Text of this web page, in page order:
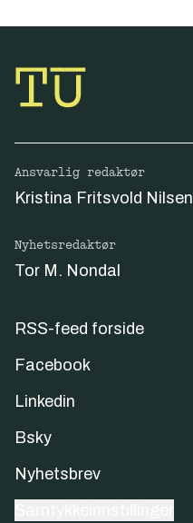
Ansvarlig redaktør
Kristina Fritsvold Nilsen
Nyhetsredaktør
Tor M. Nondal
RSS-feed forside
Facebook
Linkedin
Bsky
Nyhetsbrev